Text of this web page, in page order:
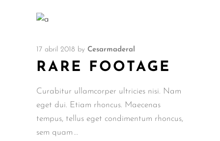
17 abril 2018 by Cesarmaderal
RARE FOOTAGE
Curabitur ullamcorper ultricies nisi. Nam
eget dui. Etiam rhoncus. Maecenas
tempus, tellus eget condimentum rhoncus,
sem quam